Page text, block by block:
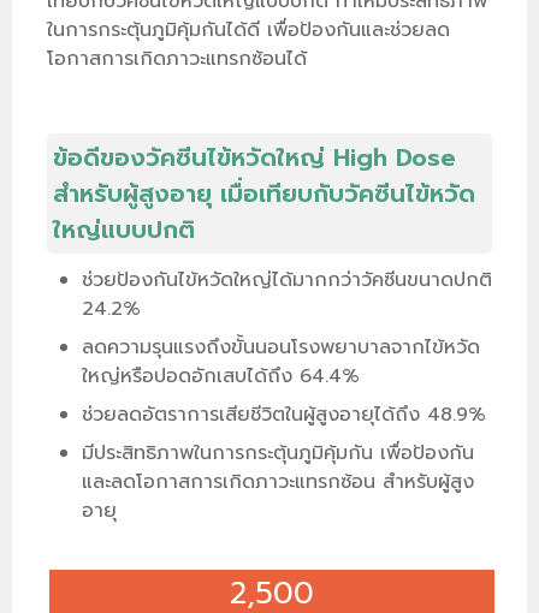
ในการกระตุ้นภูมิคุ้มกันได้ดี เพื่อป้องกันและช่วยลด
โอกาสการเกิดภาวะแทรกซ้อนได้
ข้อดีของวัคซีนไข้หวัดใหญ่ High Dose
สำหรับผู้สูงอายุ เมื่อเทียบกับวัคซีนไข้หวัด
ใหญ่แบบปกติ
ช่วยป้องกันไข้หวัดใหญ่ได้มากกว่าวัคซีนขนาดปกติ
24.2%
ลดความรุนแรงถึงขั้นนอนโรงพยาบาลจากไข้หวัด
ใหญ่หรือปอดอักเสบได้ถึง 64.4%
ช่วยลดอัตราการเสียชีวิตในผู้สูงอายุได้ถึง 48.9%
มีประสิทธิภาพในการกระตุ้นภูมิคุ้มกัน เพื่อป้องกัน
และลดโอกาสการเกิดภาวะแทรกซ้อน สำหรับผู้สูง
อายุ
2,500